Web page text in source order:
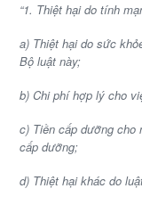
“1. Thiệt hại do tính
a) Thiệt hại do sức
Bộ luật này;
b) Chi phí hợp lý cho
c) Tiền cấp dưỡng cho
cấp dưỡng;
d) Thiệt hại khác do